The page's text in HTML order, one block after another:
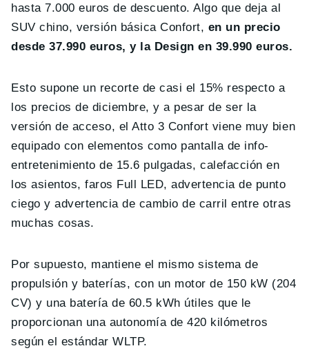
hasta 7.000 euros de descuento. Algo que deja al
SUV chino, versión básica Confort, en un precio
desde 37.990 euros, y la Design en 39.990 euros.
Esto supone un recorte de casi el 15% respecto a
los precios de diciembre, y a pesar de ser la
versión de acceso, el Atto 3 Confort viene muy bien
equipado con elementos como pantalla de info-
entretenimiento de 15.6 pulgadas, calefacción en
los asientos, faros Full LED, advertencia de punto
ciego y advertencia de cambio de carril entre otras
muchas cosas.
Por supuesto, mantiene el mismo sistema de
propulsión y baterías, con un motor de 150 kW (204
CV) y ​​una batería de 60.5 kWh útiles que le
proporcionan una autonomía de 420 kilómetros
según el estándar WLTP.